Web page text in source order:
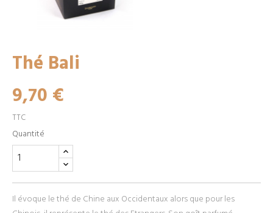
Thé Bali
9,70 €
TTC
Quantité
Il évoque le thé de Chine aux Occidentaux alors que pour les